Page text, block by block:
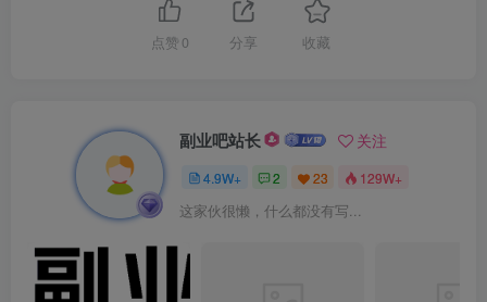
点赞 0 分享 收藏
副业吧站长 关注
4.9W+ 2 23 129W+
这家伙很懒，什么都没有写...